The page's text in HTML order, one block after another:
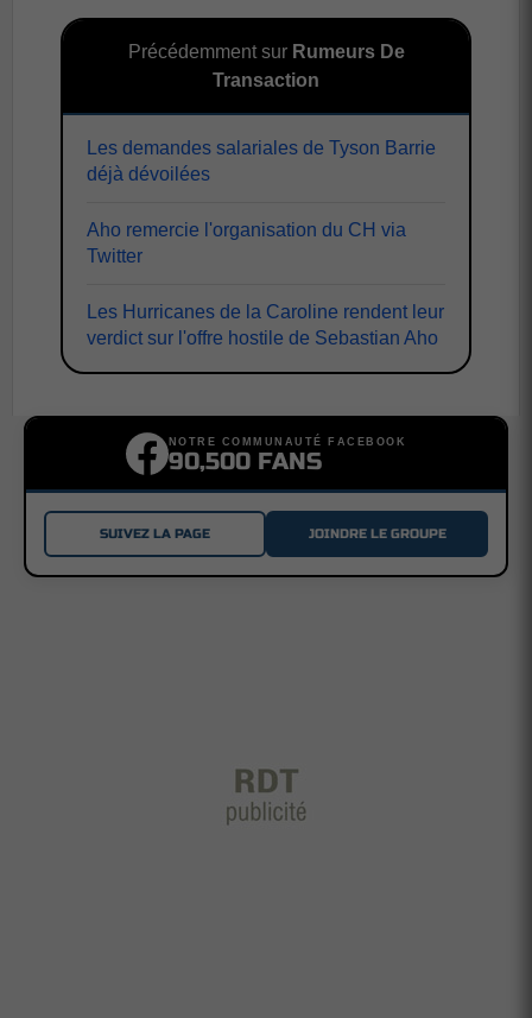
Précédemment sur Rumeurs De
Transaction
Les demandes salariales de Tyson Barrie
déjà dévoilées
Aho remercie l'organisation du CH via
Twitter
Les Hurricanes de la Caroline rendent leur
verdict sur l'offre hostile de Sebastian Aho
NOTRE COMMUNAUTÉ FACEBOOK
90,500 FANS
SUIVEZ LA PAGE JOINDRE LE GROUPE